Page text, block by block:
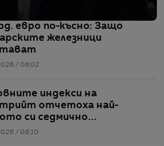
евро по-късно: Защо
железници
/ 08:02
индекси на
отчетоха най-
си седмично
от април насам
/ 06:10